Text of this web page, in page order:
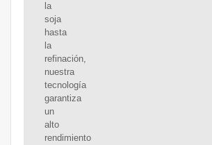
la
soja
hasta
la
refinación,
nuestra
tecnología
garantiza
un
alto
rendimiento